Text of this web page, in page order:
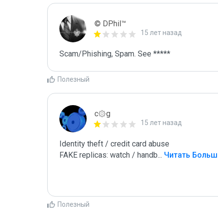
© DPhil™
15 лет назад
Scam/Phishing, Spam. See *****
Полезный
c۞g
15 лет назад
Identity theft / credit card abuse
FAKE replicas: watch / handb... Читать
Полезный